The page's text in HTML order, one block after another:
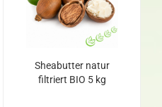
Sheabutter natur
filtriert BIO 5 kg